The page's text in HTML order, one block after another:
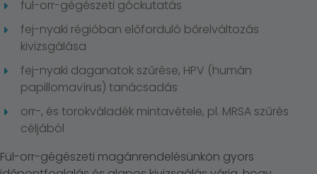
fül-orr-gégészeti góckutatás
fej-nyaki régióban előforduló bőrelváltozás
kivizsgálása
fej-nyaki daganatok szűrése, HPV (humán
papillomavírus) tanácsadás
orr-, és torokváladék mintavétele, pl. MRSA szűrés
céljából
Fül-orr-gégészeti magánrendelésünkön gyors